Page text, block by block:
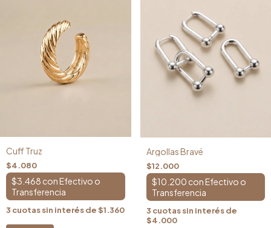
Cuff Truz
$4.080
$3.468 con
3 cuotas sin interés de$1.360
Argollas Bravé
$12.000
$10.200 con
3 cuotas sin interés de
$4.000